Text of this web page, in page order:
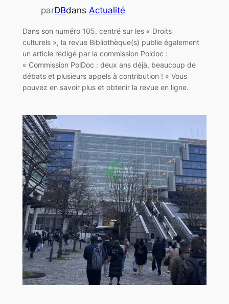
parDBdans Actualité
Dans son numéro 105, centré sur les « Droits
culturels », la revue Bibliothèque(s) publie également
un article rédigé par la commission Poldoc :
« Commission PolDoc : deux ans déjà, beaucoup de
débats et plusieurs appels à contribution ! » Vous
pouvez en savoir plus et obtenir la revue en ligne.